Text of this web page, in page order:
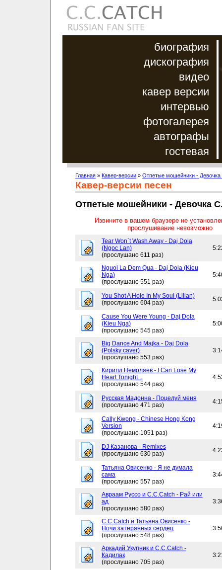
биография
дискография
видео
кавер версии
интервью
фотогалерея
автографы
гостевая
Главная » Кавер-версии » Отпетые мошейники - Девочка
Кавер-версии песен
Отпетые мошейники - Девочка
Извините в вашем браузере не
прослушивание невозможно
Tear Won`t Wash Away - Daj Dola
(Ngoc Lan)
(прослушано 611 раз)
Nguoi La Dem Qua - Daj Dola (Kieu
Nga)
(прослушано 551 раз)
You Shot A Hole In My Soul (Lilian)
(прослушано 604 раз)
Cause You Were Young - Daj Dola
(Kieu Nga)
(прослушано 545 раз)
Big Dance And Majka - Daj Dola
(Polsky caver)
(прослушано 553 раз)
Кирилл Немоляев - I Can Lose My
Heart Tonight ..
(прослушано 544 раз)
Русская Мадонна - Поцелуй меня
(прослушано 471 раз)
Cally Kwong - Chinese Hong Kong
Version
(прослушано 1051 раз)
DJ Казанова - Remixes
(прослушано 630 раз)
Татьяна Овисенко - Я не думала
сама
(прослушано 557 раз)
Авраам Руссо и C.C.Catch - Рай или
ад
(прослушано 580 раз)
C.C.Catch и Татьяна Овисенко -
Ночи затерянных сердец
(прослушано 548 раз)
Аркадий Укупник и C.C.Catch -
Кадилак
(прослушано 705 раз)